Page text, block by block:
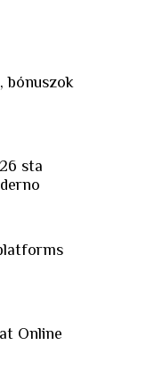
bónuszok
sta
Online